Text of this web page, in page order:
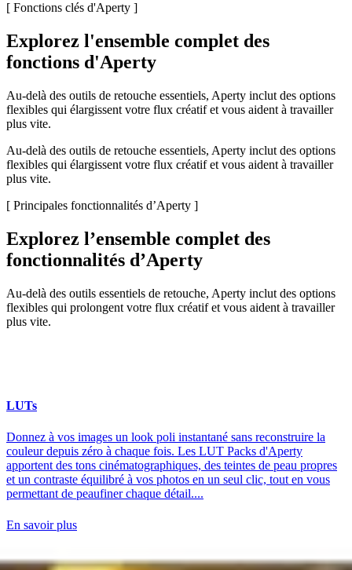
[ Fonctions clés d'Aperty ]
Explorez l'ensemble complet des
fonctions d'Aperty
Au-delà des outils de retouche essentiels, Aperty inclut des options
flexibles qui élargissent votre flux créatif et vous aident à travailler
plus vite.
Au-delà des outils de retouche essentiels, Aperty inclut des options
flexibles qui élargissent votre flux créatif et vous aident à travailler
plus vite.
[ Principales fonctionnalités d’Aperty ]
Explorez l’ensemble complet des
fonctionnalités d’Aperty
Au‑delà des outils essentiels de retouche, Aperty inclut des options
flexibles qui prolongent votre flux créatif et vous aident à travailler
plus vite.
LUTs
Donnez à vos images un look poli instantané sans reconstruire la
couleur depuis zéro à chaque fois. Les LUT Packs d'Aperty
apportent des tons cinématographiques, des teintes de peau propres
et un contraste équilibré à vos photos en un seul clic, tout en vous
permettant de peaufiner chaque détail....
En savoir plus